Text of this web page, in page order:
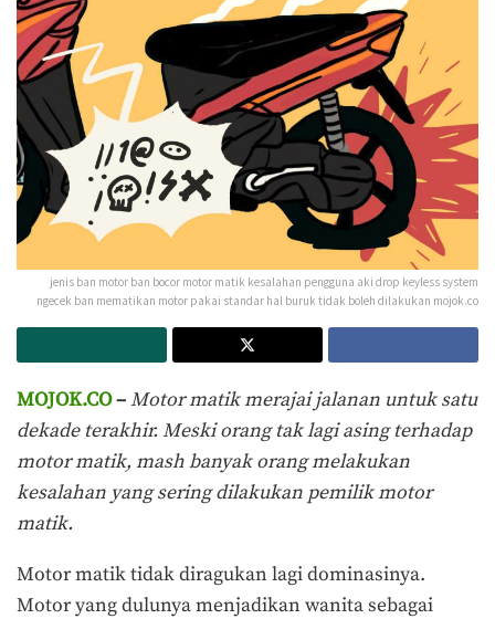
jenis ban motor ban bocor motor matik kesalahan pengguna aki drop keyless system
ngecek ban mematikan motor pakai standar hal buruk tidak boleh dilakukan mojok.co
MOJOK.CO–Motor matik merajai jalanan untuk satu
dekade terakhir. Meski orang tak lagi asing terhadap
motor matik, mash banyak orang melakukan
kesalahan yang sering dilakukan pemilik motor
matik.
Motor matik tidak diragukan lagi dominasinya.
Motor yang dulunya menjadikan wanita sebagai